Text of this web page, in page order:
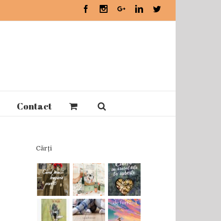
FacebookInstagramGoogle+LinkedinTwitter
Contact
Cărți